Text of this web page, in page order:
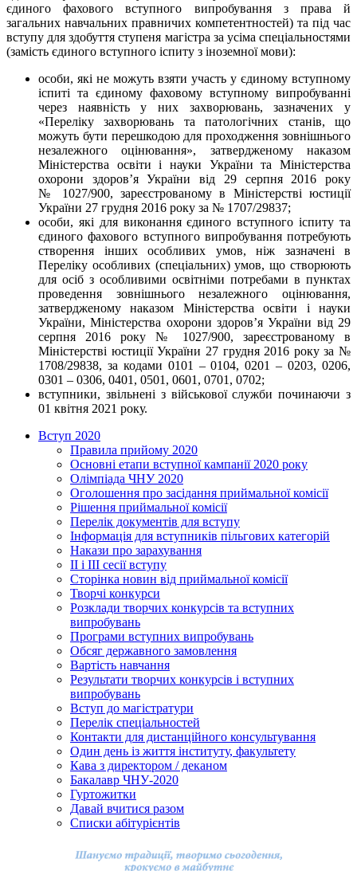
єдиного фахового вступного випробування з права й
загальних навчальних правничих компетентностей) та під час
вступу для здобуття ступеня магістра за усіма спеціальностями
(замість єдиного вступного іспиту з іноземної мови):
особи, які не можуть взяти участь у єдиному вступному
іспиті та єдиному фаховому вступному випробуванні
через наявність у них захворювань, зазначених у
«Переліку захворювань та патологічних станів, що
можуть бути перешкодою для проходження зовнішнього
незалежного оцінювання», затвердженому наказом
Міністерства освіти і науки України та Міністерства
охорони здоров’я України від 29 серпня 2016 року
№ 1027/900, зареєстрованому в Міністерстві юстиції
України 27 грудня 2016 року за № 1707/29837;
особи, які для виконання єдиного вступного іспиту та
єдиного фахового вступного випробування потребують
створення інших особливих умов, ніж зазначені в
Переліку особливих (спеціальних) умов, що створюють
для осіб з особливими освітніми потребами в пунктах
проведення зовнішнього незалежного оцінювання,
затвердженому наказом Міністерства освіти і науки
України, Міністерства охорони здоров’я України від 29
серпня 2016 року № 1027/900, зареєстрованому в
Міністерстві юстиції України 27 грудня 2016 року за №
1708/29838, за кодами 0101 – 0104, 0201 – 0203, 0206,
0301 – 0306, 0401, 0501, 0601, 0701, 0702;
вступники, звільнені з військової служби починаючи з
01 квітня 2021 року.
Вступ 2020
Правила прийому 2020
Основні етапи вступної кампанії 2020 року
Олімпіада ЧНУ 2020
Оголошення про засідання приймальної комісії
Рішення приймальної комісії
Перелік документів для вступу
Інформація для вступників пільгових категорій
Накази про зарахування
ІІ і ІІІ сесії вступу
Сторінка новин від приймальної комісії
Творчі конкурси
Розклади творчих конкурсів та вступних
випробувань
Програми вступних випробувань
Обсяг державного замовлення
Вартість навчання
Результати творчих конкурсів і вступних
випробувань
Вступ до магістратури
Перелік спеціальностей
Контакти для дистанційного консультування
Один день із життя інституту, факультету
Кава з директором / деканом
Бакалавр ЧНУ-2020
Гуртожитки
Давай вчитися разом
Cписки абітурієнтів